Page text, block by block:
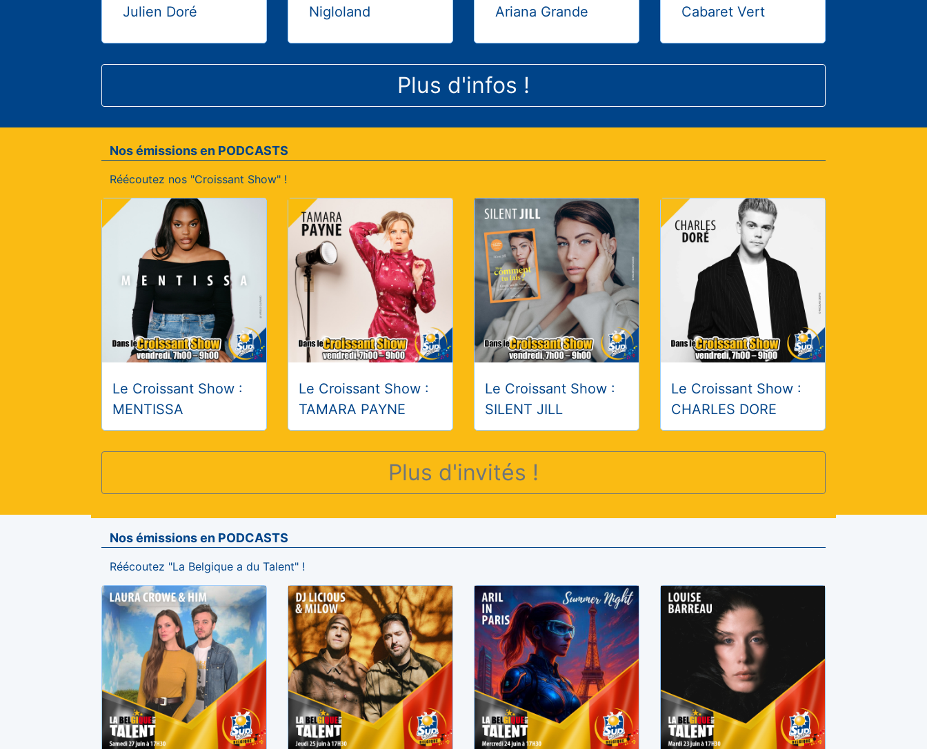
Julien Doré
Nigloland
Ariana Grande
Cabaret Vert
Plus d'infos !
Nos émissions en PODCASTS
Réécoutez nos "Croissant Show" !
Le Croissant Show :
MENTISSA
Le Croissant Show :
TAMARA PAYNE
Le Croissant Show :
SILENT JILL
Le Croissant Show :
CHARLES DORE
Plus d'invités !
Nos émissions en PODCASTS
Réécoutez "La Belgique a du Talent" !